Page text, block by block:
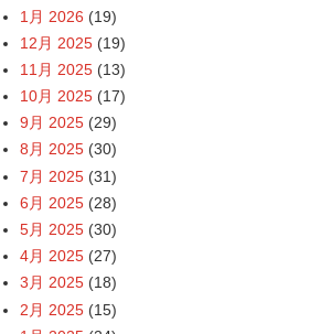
1月 2026 (19)
12月 2025 (19)
11月 2025 (13)
10月 2025 (17)
9月 2025 (29)
8月 2025 (30)
7月 2025 (31)
6月 2025 (28)
5月 2025 (30)
4月 2025 (27)
3月 2025 (18)
2月 2025 (15)